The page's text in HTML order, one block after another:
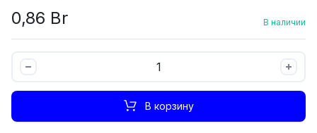
0,86 Br В наличии
В корзину